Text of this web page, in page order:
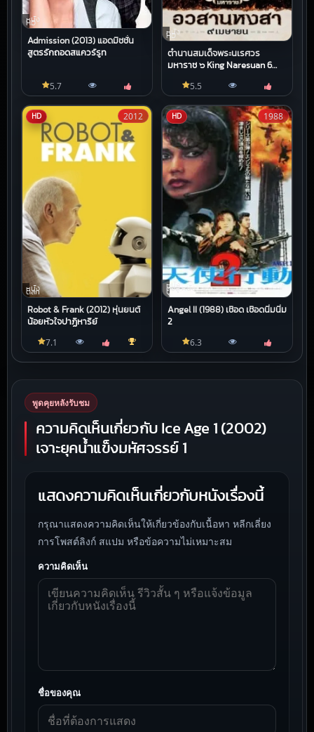
หนัง
HD
Admission (2013) แอดมิชชั่น
สูตรรักถอดสแควร์รูท
5.7
หนัง
HD
ตำนานสมเด็จพระนเรศวร
มหาราช ๖ King Naresuan 6
5.5
HD
หนัง
ตลก
Robot & Frank (2012) หุ่นยนต์
น้อยหัวใจปาฏิหาริย์
2012
7.1
HD
หนัง
ต่อสู้,หนัง
บู๊
Angel II (1988) เชือด เชือดนิ่มนิ่ม
2
1988
6.3
พูดคุยหลังรับชม
ความคิดเห็นเกี่ยวกับ Ice Age 1 (2002)
เจาะยุคน้ำแข็งมหัศจรรย์ 1
แสดงความคิดเห็นเกี่ยวกับหนังเรื่องนี้
กรุณาแสดงความคิดเห็นให้เกี่ยวข้องกับเนื้อหา หลีกเลี่ยง
การโพสต์ลิงก์ สแปม หรือข้อความไม่เหมาะสม
ความคิดเห็น
ชื่อของคุณ